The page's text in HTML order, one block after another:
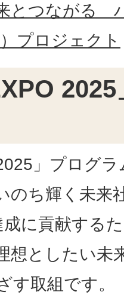
とつながる
プロジェクト
」プログ
のち輝く未来
に貢献する
想としたい未
す取組です。